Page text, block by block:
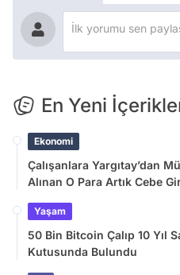
En Yeni
Ekonomi
Çalışanlara Yargıtay’dan
Alınan O Para Artık Cebe
Yaşam
50 Bin Bitcoin Çalıp 10 Yıl
Kutusunda Bulundu